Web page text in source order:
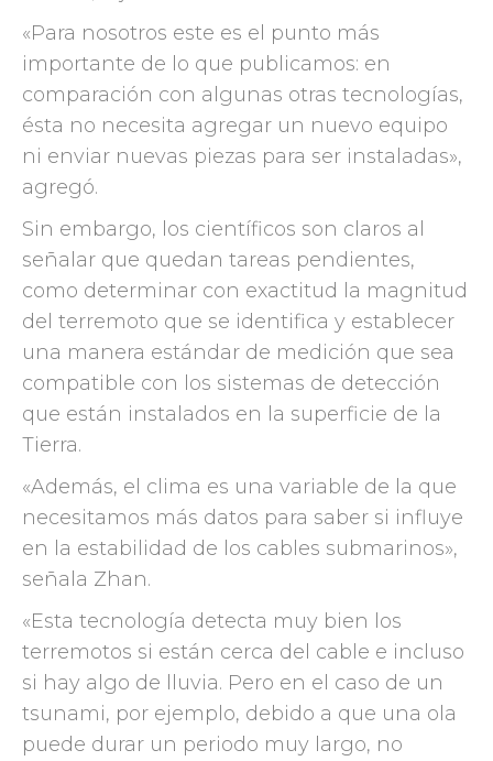
«Para nosotros este es el punto más
importante de lo que publicamos: en
comparación con algunas otras tecnologías,
ésta no necesita agregar un nuevo equipo
ni enviar nuevas piezas para ser instaladas»,
agregó.
Sin embargo, los científicos son claros al
señalar que quedan tareas pendientes,
como determinar con exactitud la magnitud
del terremoto que se identifica y establecer
una manera estándar de medición que sea
compatible con los sistemas de detección
que están instalados en la superficie de la
Tierra.
«Además, el clima es una variable de la que
necesitamos más datos para saber si influye
en la estabilidad de los cables submarinos»,
señala Zhan.
«Esta tecnología detecta muy bien los
terremotos si están cerca del cable e incluso
si hay algo de lluvia. Pero en el caso de un
tsunami, por ejemplo, debido a que una ola
puede durar un periodo muy largo, no